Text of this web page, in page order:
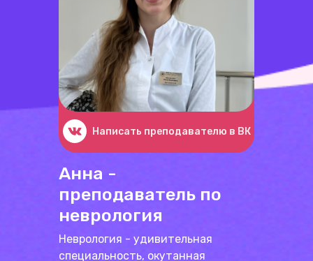
Написать преподавателю в ВК
Анна -
преподаватель по
неврология
Неврология - удивительная
специальность, окутанная